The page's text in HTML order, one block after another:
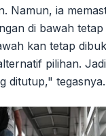
Namun, ia
di bawah tetap
kan tetap
pilihan.
ditutup," tegasnya.